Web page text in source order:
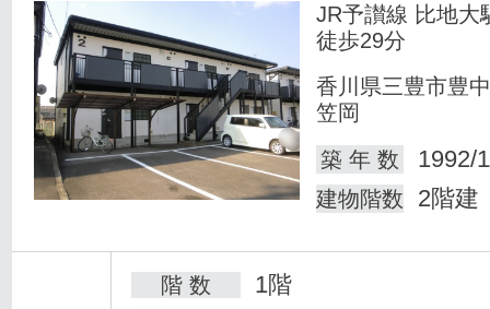
JR予讃線 比地大
徒歩29分
香川県三豊市豊
笠岡
築 年 数
1992/
建物階数 2階建
階 数 1階